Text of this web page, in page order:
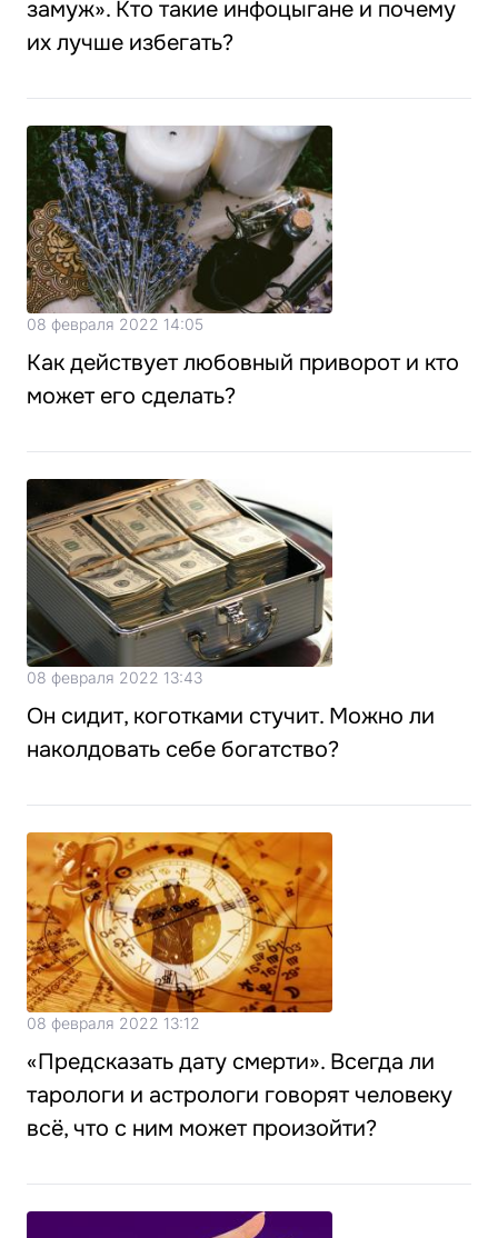
замуж». Кто такие инфоцыгане и почему
их лучше избегать?
08 февраля 2022 14:05
Как действует любовный приворот и кто
может его сделать?
08 февраля 2022 13:43
Он сидит, коготками стучит. Можно ли
наколдовать себе богатство?
08 февраля 2022 13:12
«Предсказать дату смерти». Всегда ли
тарологи и астрологи говорят человеку
всё, что с ним может произойти?